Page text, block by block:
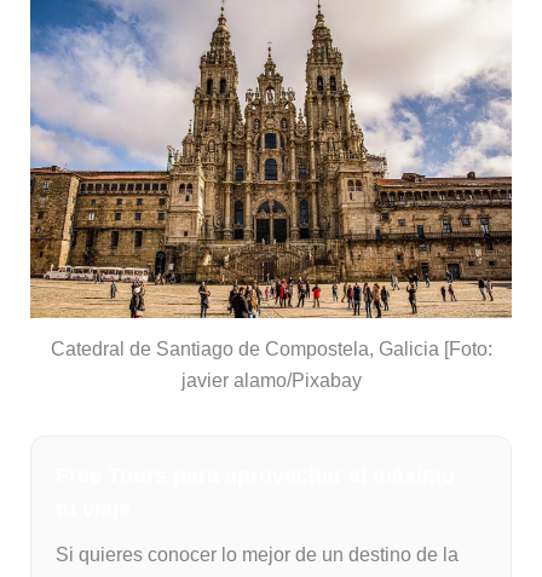
Catedral de Santiago de Compostela, Galicia [Foto:
javier alamo/Pixabay
Si quieres conocer lo mejor de un destino de la